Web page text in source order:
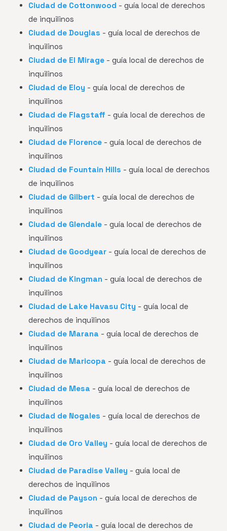
Ciudad de Cottonwood - guía local de derechos
de inquilinos
Ciudad de Douglas - guía local de derechos de
inquilinos
Ciudad de El Mirage - guía local de derechos de
inquilinos
Ciudad de Eloy - guía local de derechos de
inquilinos
Ciudad de Flagstaff - guía local de derechos de
inquilinos
Ciudad de Florence - guía local de derechos de
inquilinos
Ciudad de Fountain Hills - guía local de derechos
de inquilinos
Ciudad de Gilbert - guía local de derechos de
inquilinos
Ciudad de Glendale - guía local de derechos de
inquilinos
Ciudad de Goodyear - guía local de derechos de
inquilinos
Ciudad de Kingman - guía local de derechos de
inquilinos
Ciudad de Lake Havasu City - guía local de
derechos de inquilinos
Ciudad de Marana - guía local de derechos de
inquilinos
Ciudad de Maricopa - guía local de derechos de
inquilinos
Ciudad de Mesa - guía local de derechos de
inquilinos
Ciudad de Nogales - guía local de derechos de
inquilinos
Ciudad de Oro Valley - guía local de derechos de
inquilinos
Ciudad de Paradise Valley - guía local de
derechos de inquilinos
Ciudad de Payson - guía local de derechos de
inquilinos
Ciudad de Peoria - guía local de derechos de